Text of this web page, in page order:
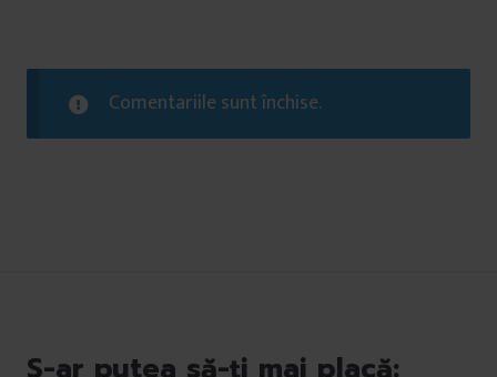
Comentariile sunt închise.